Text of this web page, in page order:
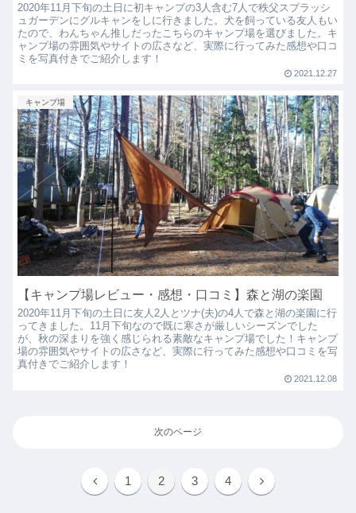
2020年11月下旬の土日に初キャンプの3人含む7人で秩父スプラッシ
ュガーデンにグルキャンをしに行きました。犬を飼っている友人もい
たので、わんちゃん推しだったこちらのキャンプ場を選びました。キ
ャンプ場の雰囲気やサイトの広さなど、実際に行ってみた感想や口コ
ミを写真付きでご紹介します！
2021.12.27
キャンプ場
【キャンプ場レビュー・感想・口コミ】森と湖の楽園
2020年11月下旬の土日に友人2人とツナ(夫)の4人で森と湖の楽園に行
ってきました。11月下旬なので既に寒さが厳しいシーズンでした
が、秋の深まりを強く感じられる素敵なキャンプ場でした！キャンプ
場の雰囲気やサイトの広さなど、実際に行ってみた感想や口コミを写
真付きでご紹介します！
2021.12.08
次のページ
1 2 3 4